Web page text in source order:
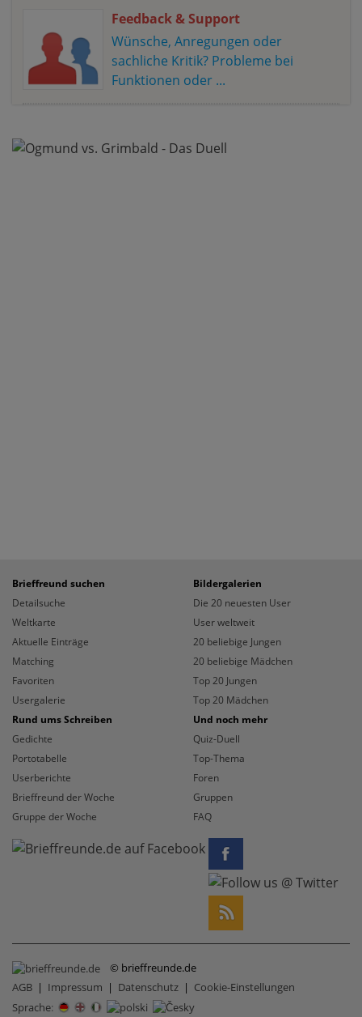
Feedback & Support
Wünsche, Anregungen oder
sachliche Kritik? Probleme bei
Funktionen oder ...
Brieffreund suchen
Detailsuche
Weltkarte
Aktuelle Einträge
Matching
Favoriten
Usergalerie
Bildergalerien
Die 20 neuesten User
User weltweit
20 beliebige Jungen
20 beliebige Mädchen
Top 20 Jungen
Top 20 Mädchen
Rund ums Schreiben
Gedichte
Portotabelle
Userberichte
Brieffreund der Woche
Gruppe der Woche
Und noch mehr
Quiz-Duell
Top-Thema
Foren
Gruppen
FAQ
© brieffreunde.de
AGB | Impressum | Datenschutz | Cookie-Einstellungen
Sprache: